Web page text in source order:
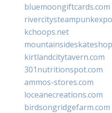
bluemoongiftcards.com
kchoops.net
kirtlandcitytavern.com
301nutritionspot.com
ammos-stores.com
loceanecreations.com
birdsongridgefarm.com